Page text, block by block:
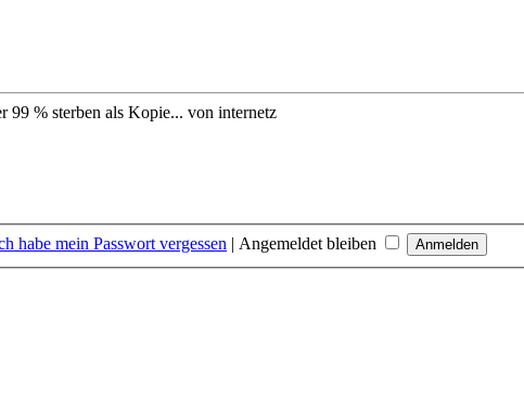
99 % sterben als Kopie... von internetz
habe mein Passwort vergessen | Angemeldet bleiben